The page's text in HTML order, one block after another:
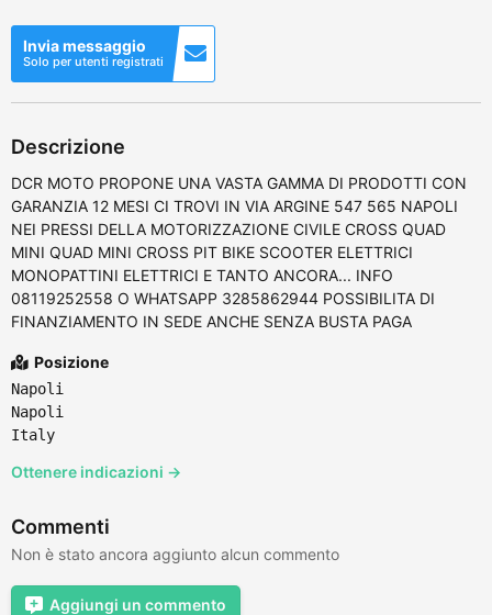
Invia messaggio
Solo per utenti registrati
Descrizione
DCR MOTO PROPONE UNA VASTA GAMMA DI PRODOTTI CON
GARANZIA 12 MESI CI TROVI IN VIA ARGINE 547 565 NAPOLI
NEI PRESSI DELLA MOTORIZZAZIONE CIVILE CROSS QUAD
MINI QUAD MINI CROSS PIT BIKE SCOOTER ELETTRICI
MONOPATTINI ELETTRICI E TANTO ANCORA... INFO
08119252558 O WHATSAPP 3285862944 POSSIBILITA DI
FINANZIAMENTO IN SEDE ANCHE SENZA BUSTA PAGA
Posizione
Napoli
Napoli
Italy
Ottenere indicazioni →
Commenti
Non è stato ancora aggiunto alcun commento
Aggiungi un commento